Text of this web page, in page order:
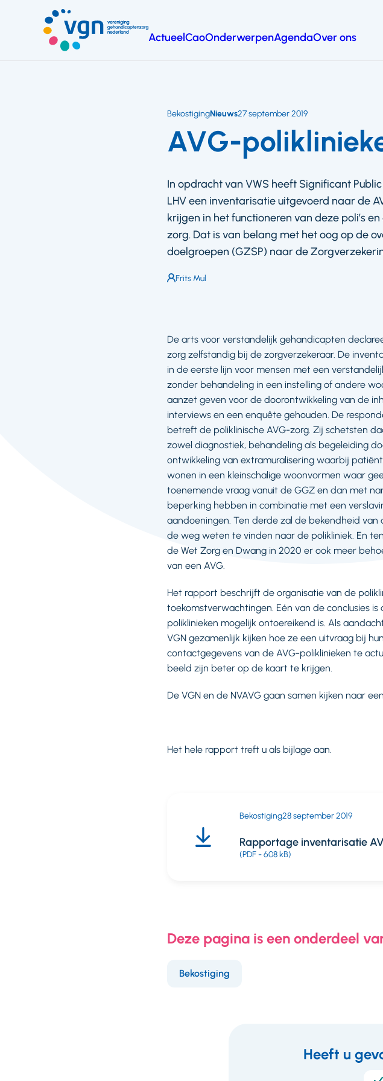
hoofdinhoud
ActueelCaoOnderwerpenAgendaOver ons
AVG-
BekostigingNieuws27 september 2019
In opdracht van VWS heeft Significant
LHV een inventarisatie uitgevoerd naar de
krijgen in het functioneren van deze poli’s
zorg. Dat is van belang met het oog op de
doelgroepen (GZSP) naar de
Auteur:
Frits Mul
De arts voor verstandelijk gehandicapten
zorg zelfstandig bij de zorgverzekeraar. De
in de eerste lijn voor mensen met een
zonder behandeling in een instelling of andere
aanzet geven voor de doorontwikkeling van de
interviews en een enquête gehouden. De
betreft de poliklinische AVG-zorg. Zij schetsten
zowel diagnostiek, behandeling als begeleiding
ontwikkeling van extramuralisering waarbij
wonen in een kleinschalige woonvormen waar
toenemende vraag vanuit de GGZ en dan met
beperking hebben in combinatie met een
aandoeningen. Ten derde zal de bekendheid
de weg weten te vinden naar de polikliniek. En
de Wet Zorg en Dwang in 2020 er ook meer
van een AVG.
Het rapport beschrijft de organisatie van de
toekomstverwachtingen. Eén van de conclusies
poliklinieken mogelijk ontoereikend is. Als
VGN gezamenlijk kijken hoe ze een uitvraag bij
contactgegevens van de AVG-poliklinieken te
beeld zijn beter op de kaart te krijgen.
De VGN en de NVAVG gaan samen kijken naar
Het hele rapport treft u als bijlage aan.
Rapportage inventarisatie
(PDF - 608 kB)
Bekostiging28 september 2019
Deze pagina is een onderdeel
Bekostiging
Heeft u